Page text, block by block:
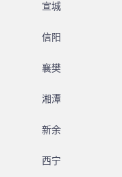
宣城
信阳
襄樊
湘潭
新余
西宁